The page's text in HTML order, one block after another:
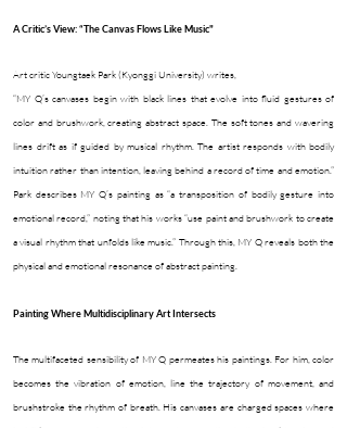
A Critic’s View: “The Canvas Flows Like Music"
Art critic Youngtaek Park (Kyonggi University) writes,
“MY Q’s canvases begin with black lines that evolve into fluid gestures of
color and brushwork, creating abstract space. The soft tones and wavering
lines drift as if guided by musical rhythm. The artist responds with bodily
intuition rather than intention, leaving behind a record of time and emotion.”
Park describes MY Q’s painting as “a transposition of bodily gesture into
emotional record,” noting that his works “use paint and brushwork to create
a visual rhythm that unfolds like music.” Through this, MY Q reveals both the
physical and emotional resonance of abstract painting.
Painting Where Multidisciplinary Art Intersects
The multifaceted sensibility of MY Q permeates his paintings. For him, color
becomes the vibration of emotion, line the trajectory of movement, and
brushstroke the rhythm of breath. His canvases are charged spaces where